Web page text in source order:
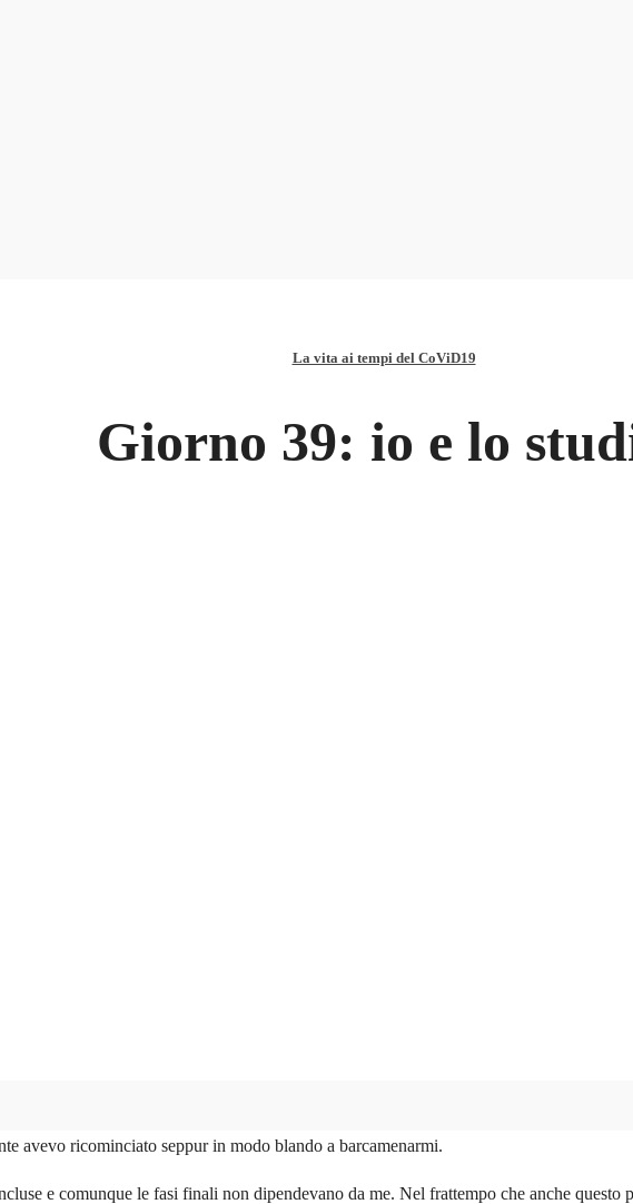
La vita ai tempi del CoViD19
Giorno 39: io e lo
avevo ricominciato seppur in modo blando a barcamenarmi.
e comunque le fasi finali non dipendevano da me. Nel frattempo che anche questo